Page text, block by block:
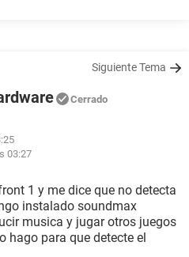
Siguiente Tema
Cerrado
03:27
1 y me dice que no detecta
instalado soundmax
musica y jugar otros juegos
hago para que detecte el